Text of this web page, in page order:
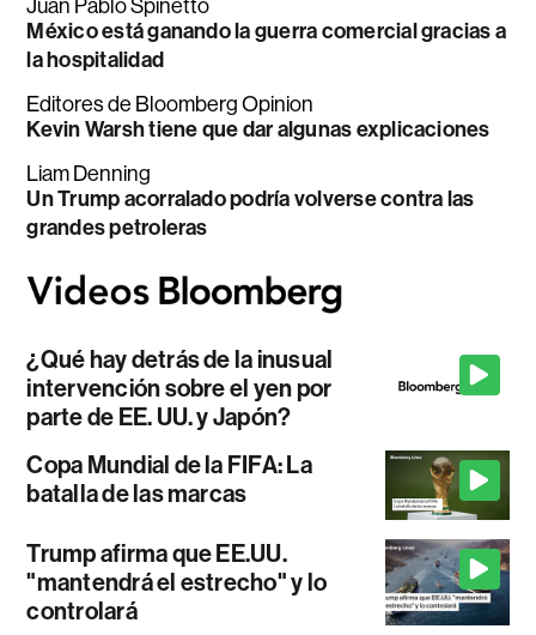
Juan Pablo Spinetto
México está ganando la guerra comercial gracias a
la hospitalidad
Editores de Bloomberg Opinion
Kevin Warsh tiene que dar algunas explicaciones
Liam Denning
Un Trump acorralado podría volverse contra las
grandes petroleras
¿Qué hay detrás de la inusual
intervención sobre el yen por
parte de EE. UU. y Japón?
Copa Mundial de la FIFA: La
batalla de las marcas
Trump afirma que EE.UU.
"mantendrá el estrecho" y lo
controlará